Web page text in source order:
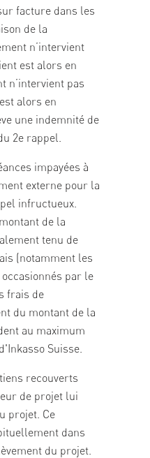
facture dans les
de la
n’intervient
est alors en
n’intervient pas
alors en
une indemnité de
2e rappel.
impayées à
externe pour la
infructueux.
de la
tenu de
(notamment les
par le
frais de
du montant de la
au maximum
Suisse
recouverts
de projet lui
projet. Ce
dans
du projet.